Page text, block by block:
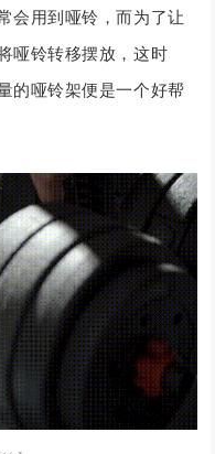
会用到哑铃，而为了让
哑铃转移摆放，这时
的哑铃架便是一个好帮